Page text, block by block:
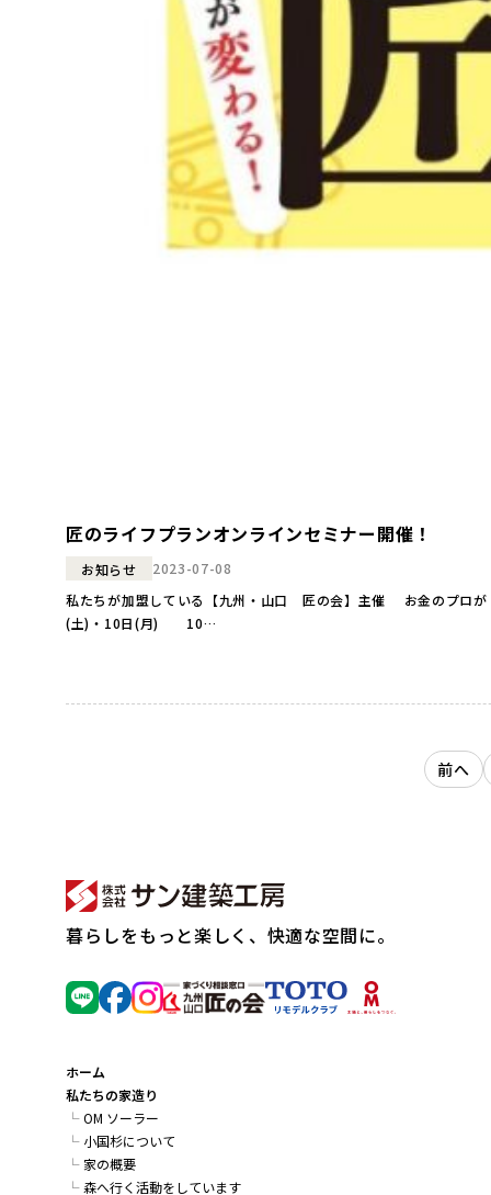
匠のライフプランオンラインセミナー開催！
お知らせ
2023-07-08
私たちが加盟している【九州・山口 匠の会】主催 お金のプロが「人生
(土)・10日(月) 10…
前へ
暮らしをもっと楽しく、快適な空間に。
ホーム
私たちの家造り
OM ソーラー
小国杉について
家の概要
森へ行く活動をしています